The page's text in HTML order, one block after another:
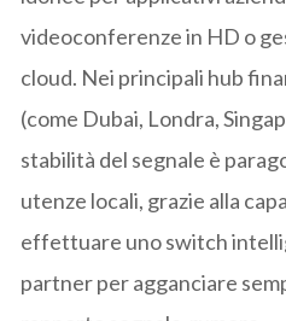
videoconferenze in HD o
cloud. Nei principali hub
(come Dubai, Londra,
stabilità del segnale è
utenze locali, grazie alla
effettuare uno switch
partner per agganciare